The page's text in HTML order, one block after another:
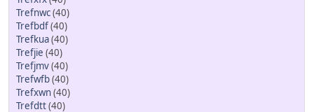
Trefnwc(40)
Trefbdf(40)
Trefkua(40)
Trefjie (40)
Trefjmv(40)
Trefwfb(40)
Trefxwn(40)
Trefdtt(40)